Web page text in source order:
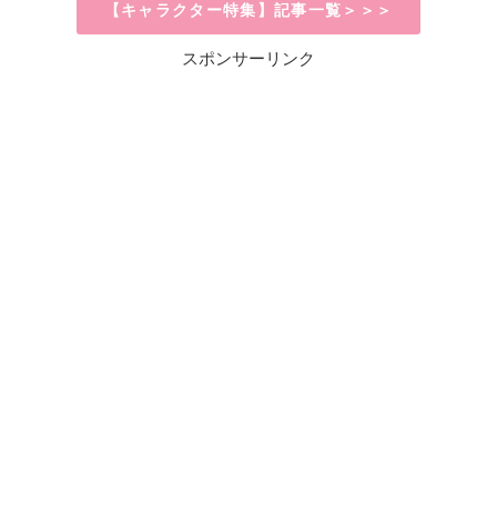
【キャラクター特集】記事一覧＞＞＞
スポンサーリンク